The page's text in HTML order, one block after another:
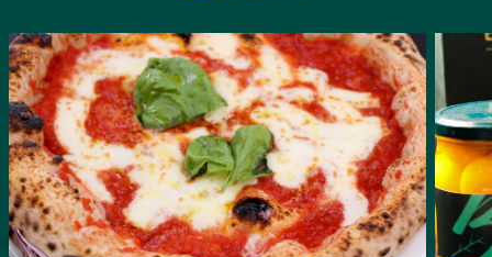
all’interno del teatro dell’Affratellamento. Ora ad
affiancare l’attività gastronomica a quella culturale, è
Sorrento dove nello storico Cinema Armida è stato
annunciata l’apertura di un punto ristoro, con un suo
brand,Basilico Italia, che porterà un’innovazione nel
settore, ibridando ulteriormente i due ambiti.